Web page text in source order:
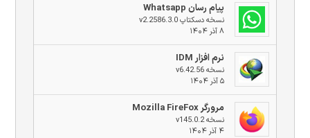
پیام رسان Whatsapp
نسخه دسکتاپ v2.2586.3.0
۸ آذر ۱۴۰۴
نرم افزار IDM
نسخه v6.42.56
۵ آذر ۱۴۰۴
مرورگر Mozilla FireFox
نسخه v145.0.2
۴ آذر ۱۴۰۴